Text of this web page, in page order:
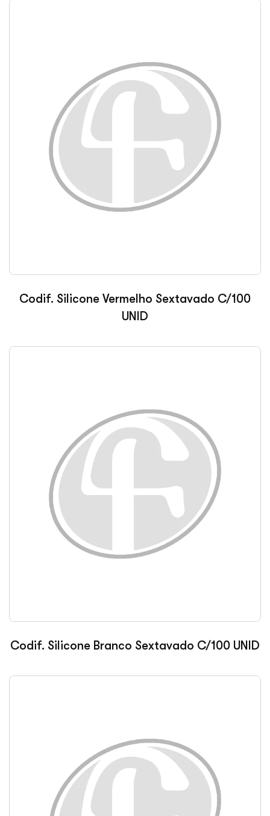
Codif. Silicone Vermelho Sextavado C/100
UNID
Codif. Silicone Branco Sextavado C/100 UNID